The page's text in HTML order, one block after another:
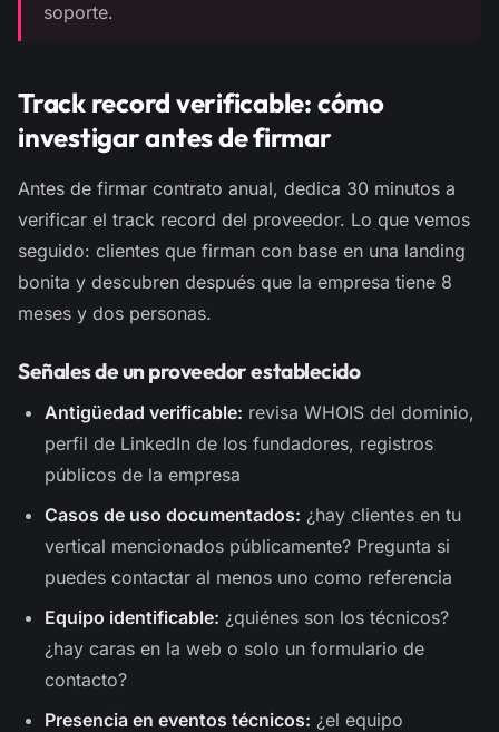
soporte.
Track record verificable: cómo
investigar antes de firmar
Antes de firmar contrato anual, dedica 30 minutos a
verificar el track record del proveedor. Lo que vemos
seguido: clientes que firman con base en una landing
bonita y descubren después que la empresa tiene 8
meses y dos personas.
Señales de un proveedor establecido
Antigüedad verificable: revisa WHOIS del dominio,
perfil de LinkedIn de los fundadores, registros
públicos de la empresa
Casos de uso documentados: ¿hay clientes en tu
vertical mencionados públicamente? Pregunta si
puedes contactar al menos uno como referencia
Equipo identificable: ¿quiénes son los técnicos?
¿hay caras en la web o solo un formulario de
contacto?
Presencia en eventos técnicos: ¿el equipo